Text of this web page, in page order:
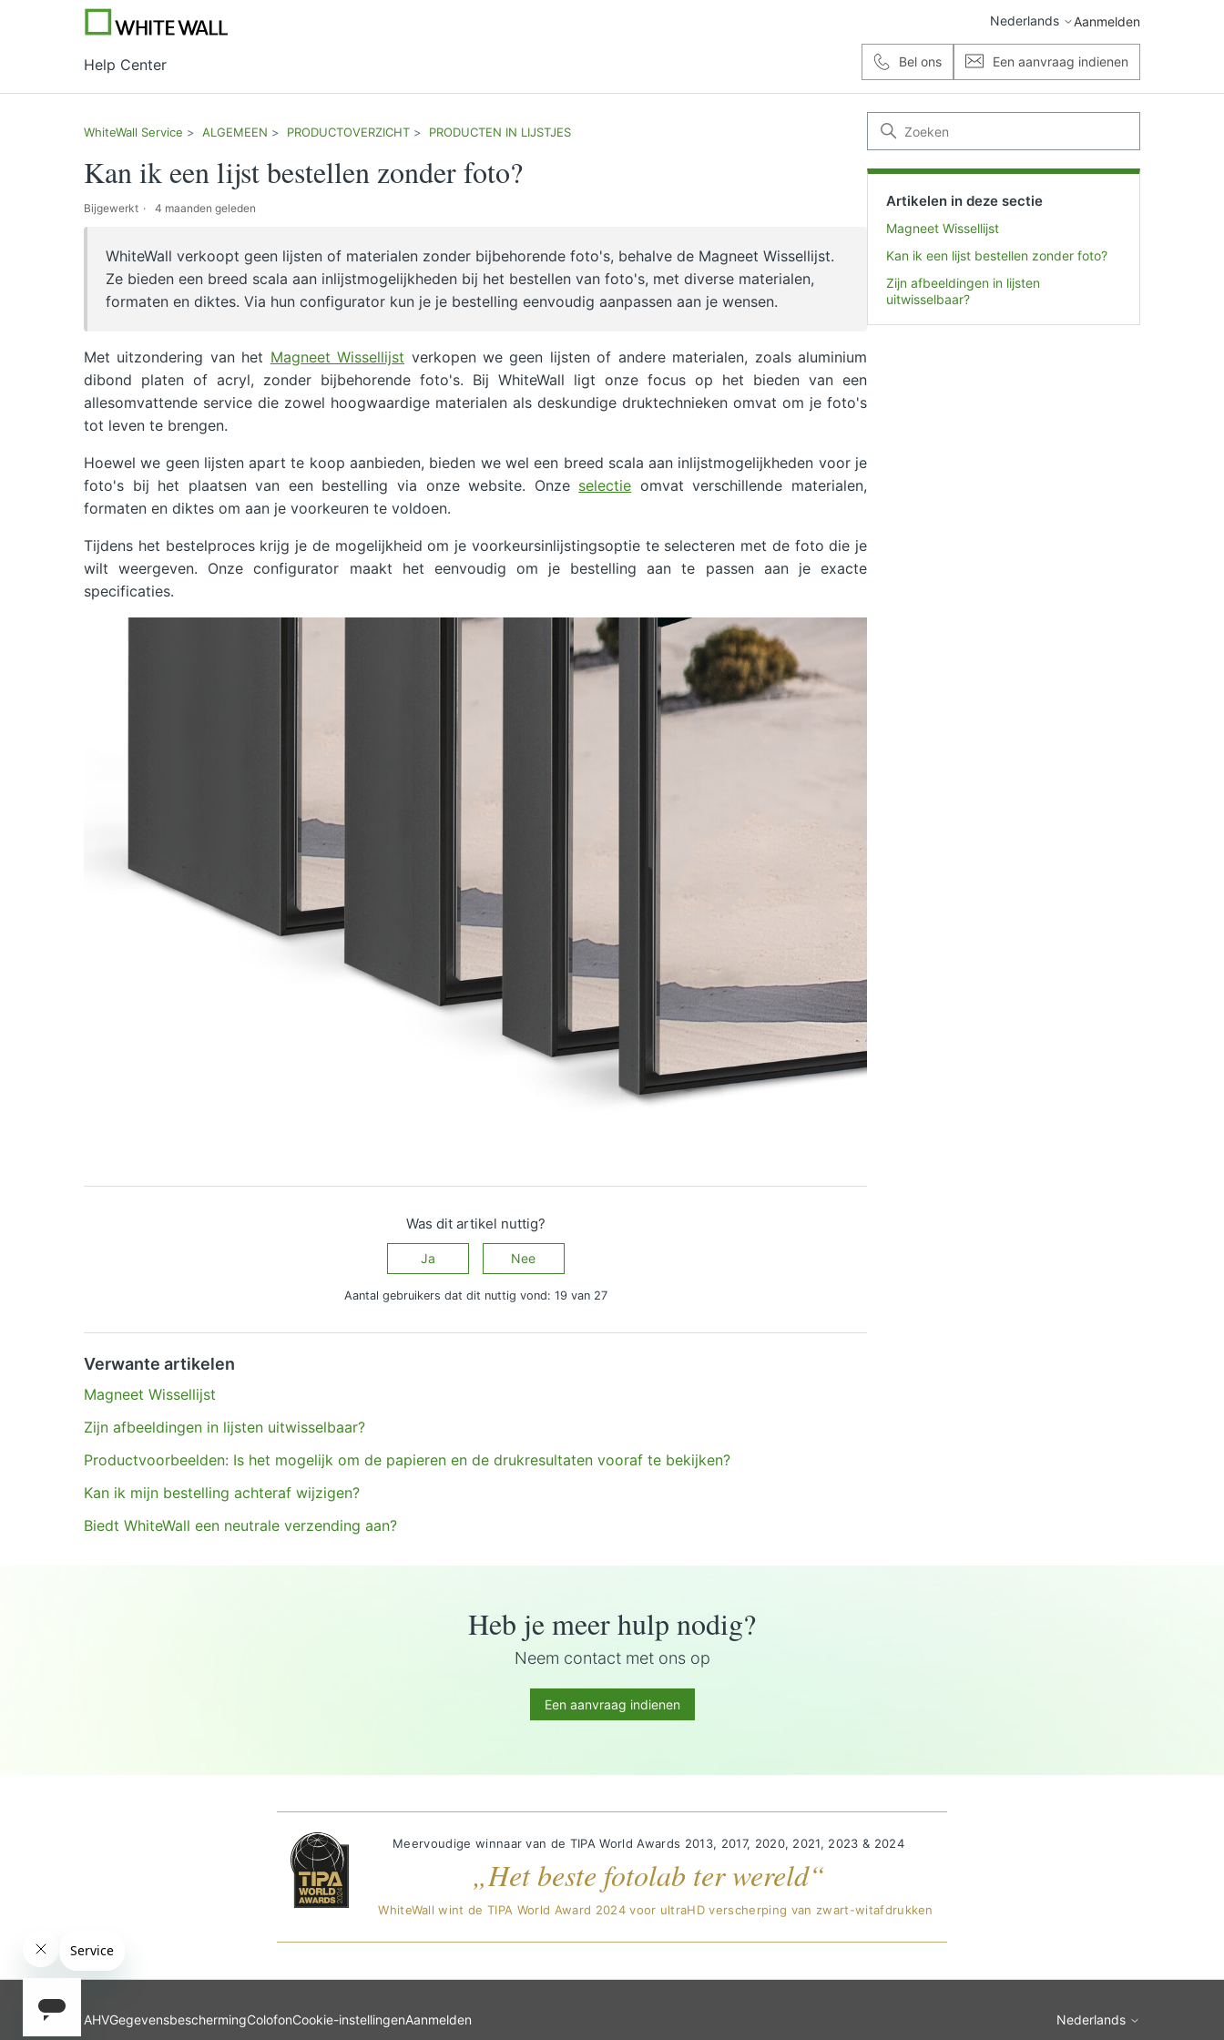
Nederlands Aanmelden
Help Center Bel ons Een aanvraag indienen
WhiteWall Service ALGEMEEN PRODUCTOVERZICHT PRODUCTEN IN LIJSTJES
Artikelen in deze sectie
Magneet Wissellijst
Kan ik een lijst bestellen zonder foto?
Zijn afbeeldingen in lijsten
uitwisselbaar?
Kan ik een lijst bestellen zonder foto?
Bijgewerkt 4 maanden geleden
WhiteWall verkoopt geen lijsten of materialen zonder bijbehorende foto's, behalve de Magneet Wissellijst.
Ze bieden een breed scala aan inlijstmogelijkheden bij het bestellen van foto's, met diverse materialen,
formaten en diktes. Via hun configurator kun je je bestelling eenvoudig aanpassen aan je wensen.
Met uitzondering van het Magneet Wissellijst verkopen we geen lijsten of andere materialen, zoals aluminium
dibond platen of acryl, zonder bijbehorende foto's. Bij WhiteWall ligt onze focus op het bieden van een
allesomvattende service die zowel hoogwaardige materialen als deskundige druktechnieken omvat om je foto's
tot leven te brengen.
Hoewel we geen lijsten apart te koop aanbieden, bieden we wel een breed scala aan inlijstmogelijkheden voor je
foto's bij het plaatsen van een bestelling via onze website. Onze selectie omvat verschillende materialen,
formaten en diktes om aan je voorkeuren te voldoen.
Tijdens het bestelproces krijg je de mogelijkheid om je voorkeursinlijstingsoptie te selecteren met de foto die je
wilt weergeven. Onze configurator maakt het eenvoudig om je bestelling aan te passen aan je exacte
specificaties.
Was dit artikel nuttig?
Ja Nee
Aantal gebruikers dat dit nuttig vond: 19 van 27
Verwante artikelen
Magneet Wissellijst
Zijn afbeeldingen in lijsten uitwisselbaar?
Productvoorbeelden: Is het mogelijk om de papieren en de drukresultaten vooraf te bekijken?
Kan ik mijn bestelling achteraf wijzigen?
Biedt WhiteWall een neutrale verzending aan?
Heb je meer hulp nodig?
Neem contact met ons op
Een aanvraag indienen
Meervoudige winnaar van de TIPA World Awards 2013, 2017, 2020, 2021, 2023 & 2024
„Het beste fotolab ter wereld“
WhiteWall wint de TIPA World Award 2024 voor ultraHD verscherping van zwart-witafdrukken
AHVGegevensbeschermingColofonCookie-instellingenAanmelden Nederlands